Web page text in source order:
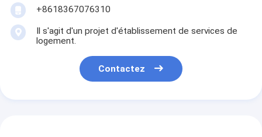
+8618367076310
Il s'agit d'un projet d'établissement de services de
logement.
Contactez